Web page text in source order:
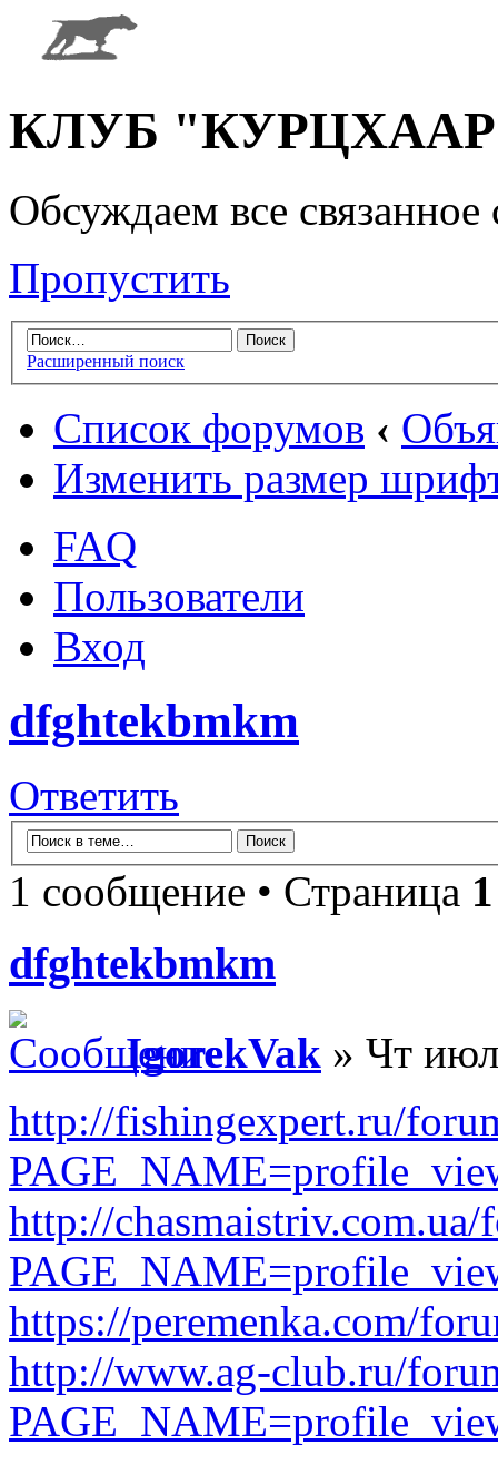
КЛУБ "КУРЦХААР"
Обсуждаем все
Пропустить
Расширенный поиск
Список форумов ‹
Изменить размер
FAQ
Пользователи
Вход
dfghtekbmkm
Ответить
1 сообщение • Страница 1
dfghtekbmkm
IgorekVak » Чт
http://fishingexpert.ru/
http://
https://peremenka.com/
http://www.ag-club.ru/